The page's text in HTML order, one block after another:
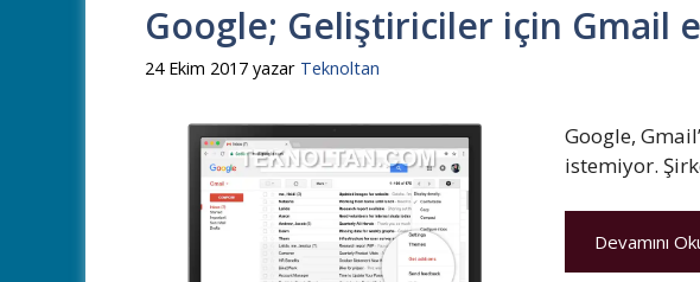
Google; Geliştiriciler için Gmail
24 Ekim 2017 yazar Teknoltan
Google,
istemiyor.
Devamını